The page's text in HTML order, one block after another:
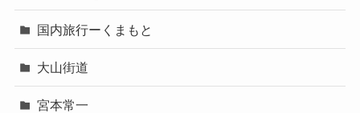
国内旅行ーくまもと
大山街道
宮本常一